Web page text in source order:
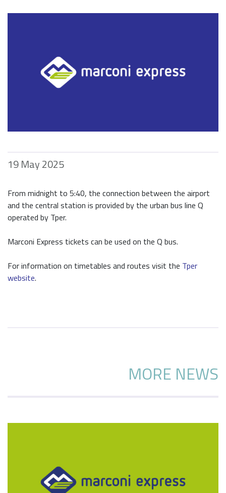
19 May 2025
From midnight to 5:40, the connection between the airport
and the central station is provided by the urban bus line Q
operated by Tper.
Marconi Express tickets can be used on the Q bus.
For information on timetables and routes visit the Tper
website.
MORE NEWS